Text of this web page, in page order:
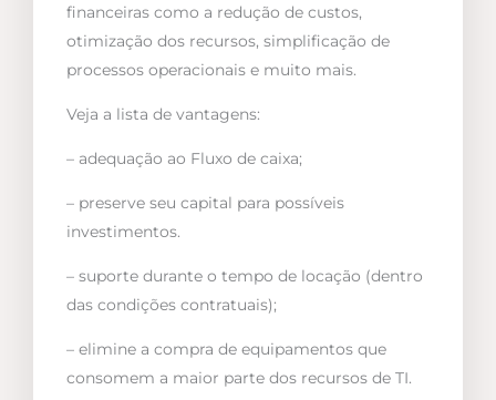
financeiras como a redução de custos,
otimização dos recursos, simplificação de
processos operacionais e muito mais.
Veja a lista de vantagens:
– adequação ao Fluxo de caixa;
– preserve seu capital para possíveis
investimentos.
– suporte durante o tempo de locação (dentro
das condições contratuais);
– elimine a compra de equipamentos que
consomem a maior parte dos recursos de TI.